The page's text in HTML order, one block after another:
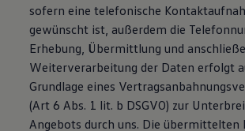
sofern eine telefonische
gewünscht ist, außerdem die
Erhebung, Übermittlung und
Weiterverarbeitung der Daten erfolgt
Grundlage eines
(Art 6 Abs. 1 lit. b DSGVO) zur
Angebots durch uns. Die übermittelten